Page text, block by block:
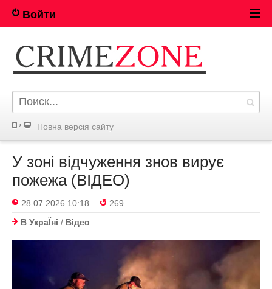
Войти
Повна версія сайту
У зоні відчуження знов вирує
пожежа (ВІДЕО)
28.07.2026 10:18
269
В УкраЇнi / Відео